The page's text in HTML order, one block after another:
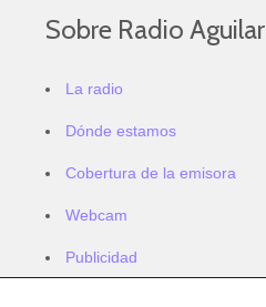
Sobre Radio Aguilar
La radio
Dónde estamos
Cobertura de la emisora
Webcam
Publicidad